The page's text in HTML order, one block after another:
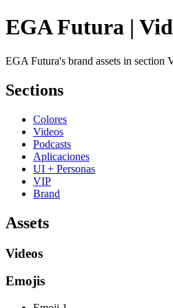
EGA Futura |
EGA Futura's brand assets in section
Sections
Colores
Videos
Podcasts
Aplicaciones
UI + Personas
VIP
Brand
Assets
Videos
Emojis